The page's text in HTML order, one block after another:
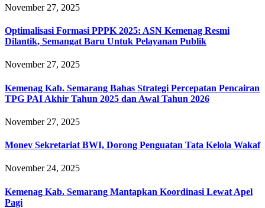
November 27, 2025
Optimalisasi Formasi PPPK 2025: ASN Kemenag Resmi
Dilantik, Semangat Baru Untuk Pelayanan Publik
November 27, 2025
Kemenag Kab. Semarang Bahas Strategi Percepatan Pencairan
TPG PAI Akhir Tahun 2025 dan Awal Tahun 2026
November 27, 2025
Monev Sekretariat BWI, Dorong Penguatan Tata Kelola Wakaf
November 24, 2025
Kemenag Kab. Semarang Mantapkan Koordinasi Lewat Apel
Pagi